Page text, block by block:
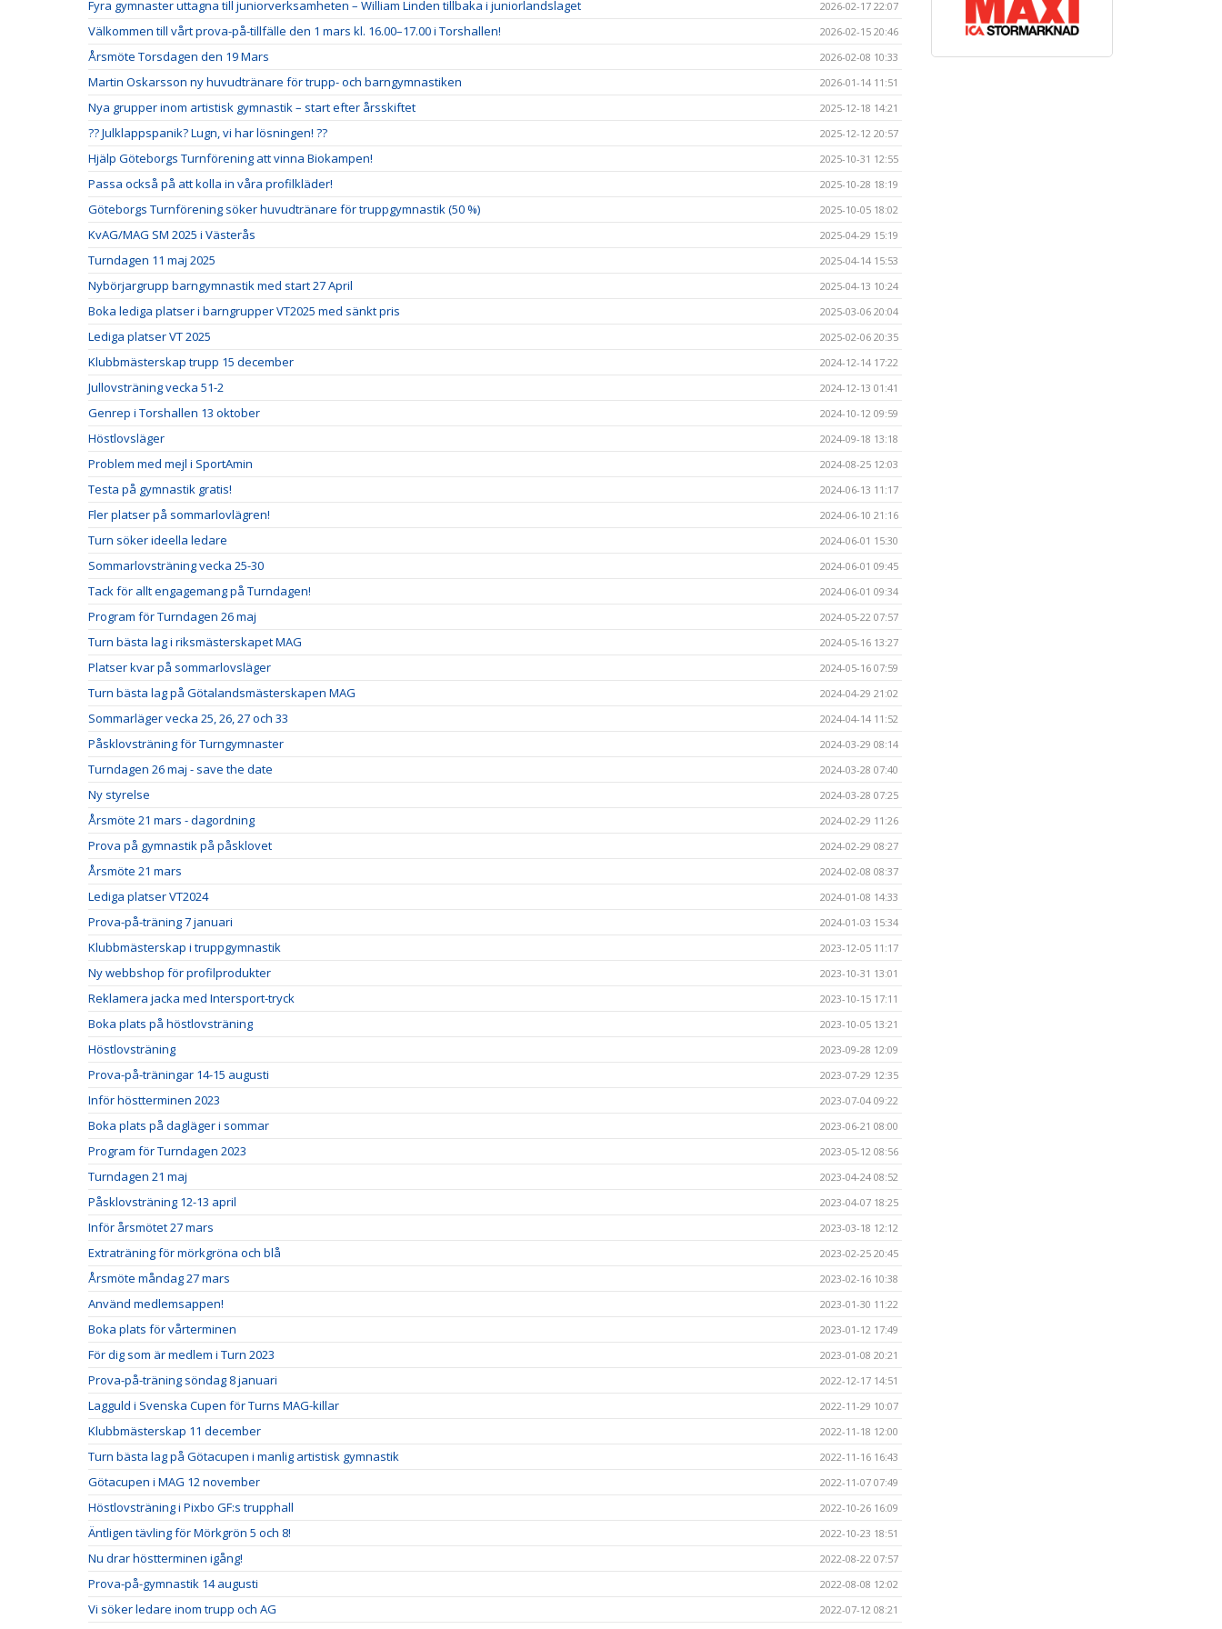
Fyra gymnaster uttagna till juniorverksamheten – William Linden tillbaka i juniorlandslaget 2026-02-17 22:07
Välkommen till vårt prova-på-tillfälle den 1 mars kl. 16.00–17.00 i Torshallen! 2026-02-15 20:46
Årsmöte Torsdagen den 19 Mars 2026-02-08 10:33
Martin Oskarsson ny huvudtränare för trupp- och barngymnastiken 2026-01-14 11:51
Nya grupper inom artistisk gymnastik – start efter årsskiftet 2025-12-18 14:21
?? Julklappspanik? Lugn, vi har lösningen! ?? 2025-12-12 20:57
Hjälp Göteborgs Turnförening att vinna Biokampen! 2025-10-31 12:55
Passa också på att kolla in våra profilkläder! 2025-10-28 18:19
Göteborgs Turnförening söker huvudtränare för truppgymnastik (50 %) 2025-10-05 18:02
KvAG/MAG SM 2025 i Västerås 2025-04-29 15:19
Turndagen 11 maj 2025 2025-04-14 15:53
Nybörjargrupp barngymnastik med start 27 April 2025-04-13 10:24
Boka lediga platser i barngrupper VT2025 med sänkt pris 2025-03-06 20:04
Lediga platser VT 2025 2025-02-06 20:35
Klubbmästerskap trupp 15 december 2024-12-14 17:22
Jullovsträning vecka 51-2 2024-12-13 01:41
Genrep i Torshallen 13 oktober 2024-10-12 09:59
Höstlovsläger 2024-09-18 13:18
Problem med mejl i SportAmin 2024-08-25 12:03
Testa på gymnastik gratis! 2024-06-13 11:17
Fler platser på sommarlovlägren! 2024-06-10 21:16
Turn söker ideella ledare 2024-06-01 15:30
Sommarlovsträning vecka 25-30 2024-06-01 09:45
Tack för allt engagemang på Turndagen! 2024-06-01 09:34
Program för Turndagen 26 maj 2024-05-22 07:57
Turn bästa lag i riksmästerskapet MAG 2024-05-16 13:27
Platser kvar på sommarlovsläger 2024-05-16 07:59
Turn bästa lag på Götalandsmästerskapen MAG 2024-04-29 21:02
Sommarläger vecka 25, 26, 27 och 33 2024-04-14 11:52
Påsklovsträning för Turngymnaster 2024-03-29 08:14
Turndagen 26 maj - save the date 2024-03-28 07:40
Ny styrelse 2024-03-28 07:25
Årsmöte 21 mars - dagordning 2024-02-29 11:26
Prova på gymnastik på påsklovet 2024-02-29 08:27
Årsmöte 21 mars 2024-02-08 08:37
Lediga platser VT2024 2024-01-08 14:33
Prova-på-träning 7 januari 2024-01-03 15:34
Klubbmästerskap i truppgymnastik 2023-12-05 11:17
Ny webbshop för profilprodukter 2023-10-31 13:01
Reklamera jacka med Intersport-tryck 2023-10-15 17:11
Boka plats på höstlovsträning 2023-10-05 13:21
Höstlovsträning 2023-09-28 12:09
Prova-på-träningar 14-15 augusti 2023-07-29 12:35
Inför höstterminen 2023 2023-07-04 09:22
Boka plats på dagläger i sommar 2023-06-21 08:00
Program för Turndagen 2023 2023-05-12 08:56
Turndagen 21 maj 2023-04-24 08:52
Påsklovsträning 12-13 april 2023-04-07 18:25
Inför årsmötet 27 mars 2023-03-18 12:12
Extraträning för mörkgröna och blå 2023-02-25 20:45
Årsmöte måndag 27 mars 2023-02-16 10:38
Använd medlemsappen! 2023-01-30 11:22
Boka plats för vårterminen 2023-01-12 17:49
För dig som är medlem i Turn 2023 2023-01-08 20:21
Prova-på-träning söndag 8 januari 2022-12-17 14:51
Lagguld i Svenska Cupen för Turns MAG-killar 2022-11-29 10:07
Klubbmästerskap 11 december 2022-11-18 12:00
Turn bästa lag på Götacupen i manlig artistisk gymnastik 2022-11-16 16:43
Götacupen i MAG 12 november 2022-11-07 07:49
Höstlovsträning i Pixbo GF:s trupphall 2022-10-26 16:09
Äntligen tävling för Mörkgrön 5 och 8! 2022-10-23 18:51
Nu drar höstterminen igång! 2022-08-22 07:57
Prova-på-gymnastik 14 augusti 2022-08-08 12:02
Vi söker ledare inom trupp och AG 2022-07-12 08:21